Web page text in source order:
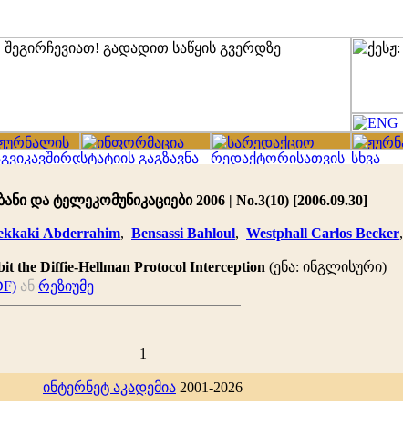
და ტელეკომუნიკაციები 2006 | No.3(10) [2006.09.30]
Abderrahim, Bensassi Bahloul, Westphall Carlos Becker,
the Diffie-Hellman Protocol Interception (ენა: ინგლისური)
ან რეზიუმე
1
ინტერნეტ აკადემია 2001-2026